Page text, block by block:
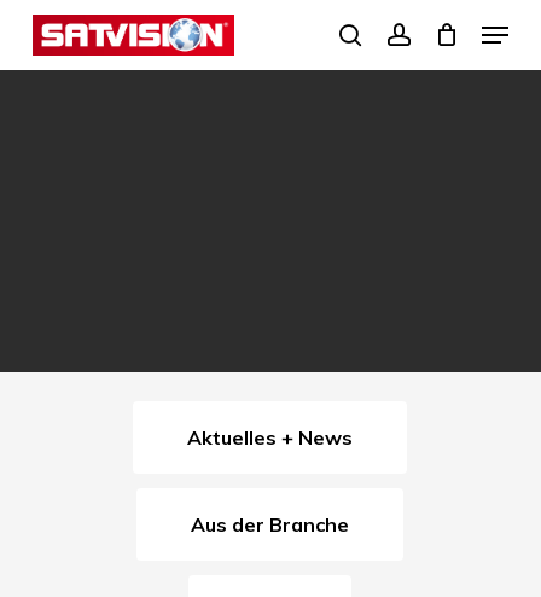
Skip
search
Menu
Aktuelles + News
Aus der Branche